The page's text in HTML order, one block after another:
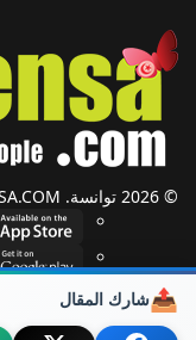
📤شارك المقال
© 2026 توانسة. Designed By TOUWENSA.COM
شؤون دولية أحزاب